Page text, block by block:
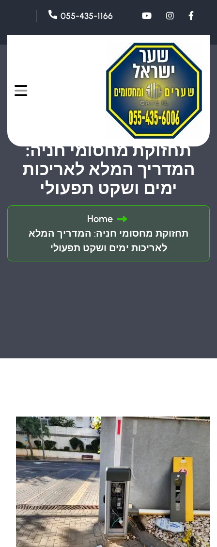
055-435-1166
תחזוקת מחסומי חניה:
המדריך המלא לאריכות
ימים ושקט תפעולי
Home
תחזוקת מחסומי חניה: המדריך המלא
לאריכות ימים ושקט תפעולי